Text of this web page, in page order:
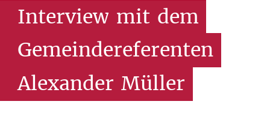
Interview mit dem
Gemeindereferenten
Alexander Müller